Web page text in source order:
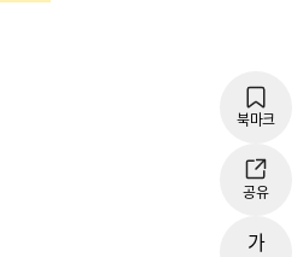
북마크
공유
가